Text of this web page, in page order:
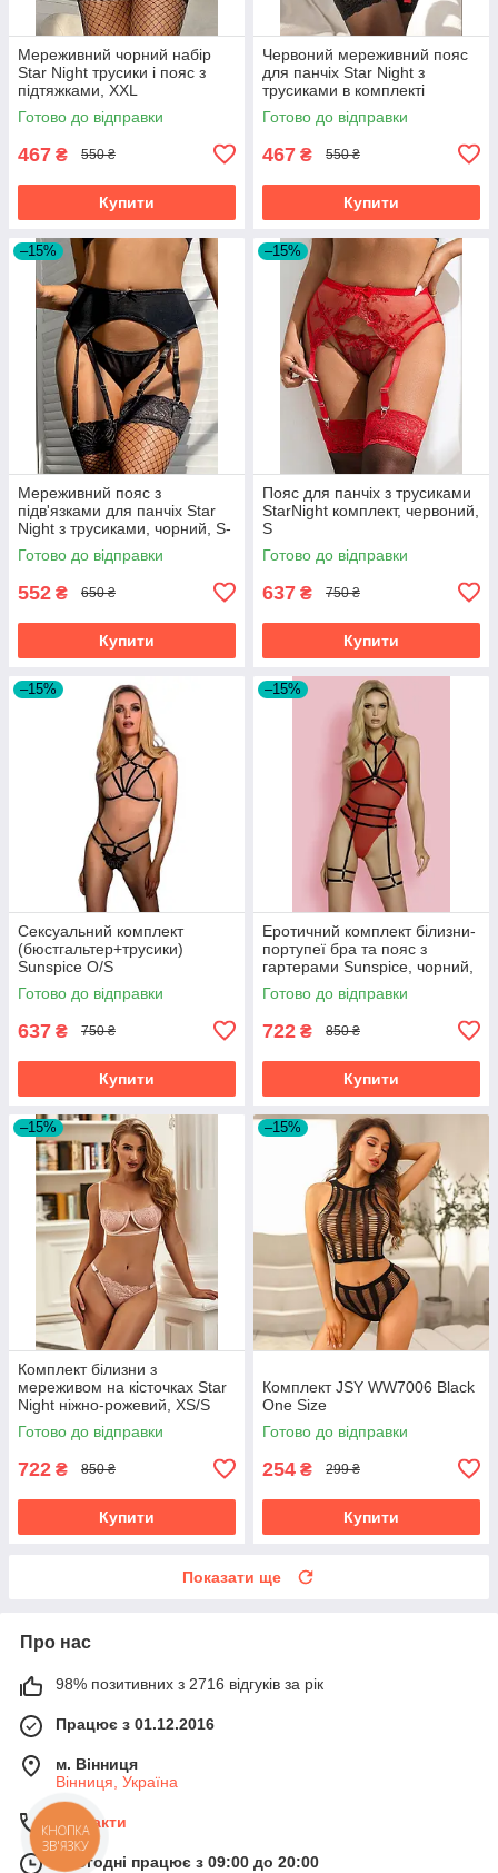
Мереживний чорний набір
Star Night трусики і пояс з
підтяжками, XXL
Готово до відправки
467 ₴ 550 ₴
Купити
Червоний мереживний пояс
для панчіх Star Night з
трусиками в комплекті
Готово до відправки
467 ₴ 550 ₴
Купити
–15%
Мереживний пояс з
підв'язками для панчіх Star
Night з трусиками, чорний, S-
M
Готово до відправки
552 ₴ 650 ₴
Купити
–15%
Пояс для панчіх з трусиками
StarNight комплект, червоний,
S
Готово до відправки
637 ₴ 750 ₴
Купити
–15%
Сексуальний комплект
(бюстгальтер+трусики)
Sunspice O/S
Готово до відправки
637 ₴ 750 ₴
Купити
–15%
Еротичний комплект білизни-
портупеї бра та пояс з
гартерами Sunspice, чорний,
One Size
Готово до відправки
722 ₴ 850 ₴
Купити
–15%
Комплект білизни з
мереживом на кісточках Star
Night ніжно-рожевий, XS/S
Готово до відправки
722 ₴ 850 ₴
Купити
–15%
Комплект JSY WW7006 Black
One Size
Готово до відправки
254 ₴ 299 ₴
Купити
Показати ще
Про нас
98% позитивних з 2716 відгуків за рік
Працює з 01.12.2016
м. Вінниця
Вінниця, Україна
Контакти
Сьогодні працює з 09:00 до 20:00
КНОПКА
ЗВ'ЯЗКУ